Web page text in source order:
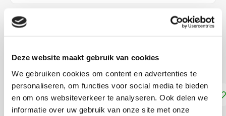
Deze website maakt gebruik van cookies
We gebruiken cookies om content en advertenties te
personaliseren, om functies voor social media te bieden
en om ons websiteverkeer te analyseren. Ook delen we
informatie over uw gebruik van onze site met onze
€4,25
Geschikt voor vrijwel alle ondergronden!
Toevoegen aan winkelwagen